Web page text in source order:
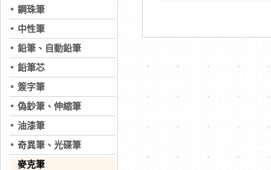
鋼珠筆
中性筆
鉛筆、自動鉛筆
鉛筆芯
簽字筆
偽鈔筆、伸縮筆
油漆筆
奇異筆、光碟筆
麥克筆